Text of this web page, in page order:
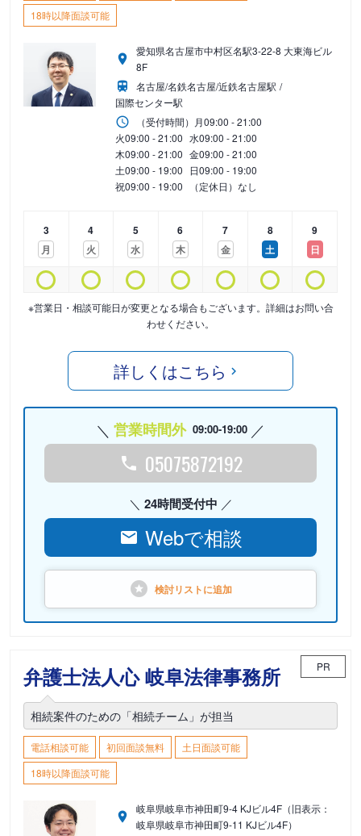
18時以降面談可能
愛知県名古屋市中村区名駅3-22-8 大東海ビル
8F
名古屋/名鉄名古屋/近鉄名古屋駅
国際センター駅
（受付時間） 月09:00 - 21:00
火09:00 - 21:00 水09:00 - 21:00
木09:00 - 21:00 金09:00 - 21:00
土09:00 - 19:00 日09:00 - 19:00
祝09:00 - 19:00 （定休日）なし
3
月
4
火
5
水
6
木
7
金
8
土
9
日
※営業日・相談可能日が変更となる場合もございます。詳細はお問い合
わせください。
詳しくはこちら
営業時間外 09:00-19:00
05075872192
24時間受付中
Webで相談
検討リストに追加
弁護士法人心 岐阜法律事務所 PR
相続案件のための「相続チーム」が担当
電話相談可能 初回面談無料
土日面談可能
18時以降面談可能
岐阜県岐阜市神田町9-4 KJビル4F（旧表示：
岐阜県岐阜市神田町9-11 KJビル4F）